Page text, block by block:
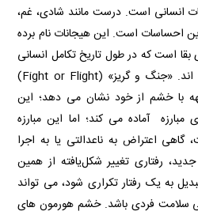
انسانی است. درست مانند شادی، غم،
احساسات است. این هیجانات نام‌ برده
بقا است که در طول تاریخ تکامل انسانی
نقش بسزایی را به عهده گرفته‌ اند. «جنگ و گریز» (Fight or Flight)
با خشم از خود نشان می دهد؛ این
آماده می‌ کند؛ اما این مبارزه
اعتراض به ناعدالتی یا به اجرا
رفتاری تغییر شکل‌یافته از همین
به یک رفتار تکراری شود، می تواند
سلامت فردی باشد. خشم هورمون های